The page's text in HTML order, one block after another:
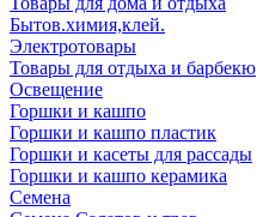
Бытов.химия,клей.
Электротовары
Товары для отдыха и барбекю
Освещение
Горшки и кашпо
Горшки и кашпо пластик
Горшки и касеты для рассады
Горшки и кашпо керамика
Семена